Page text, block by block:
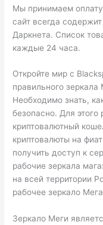
Мы принимаем
сайт всегда
Даркнета. Список
каждые 24 часа.
Откройте мир с
правильного зеркала
Необходимо знать,
безопасно. Для этого
криптовалютный
криптовалюты на
получить доступ к
рабочие зеркала
на всей территории
рабочее зеркало
Зеркало Меги